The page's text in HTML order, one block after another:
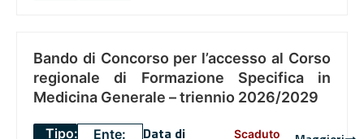
Bando di Concorso per l’accesso al Corso
regionale di Formazione Specifica in
Medicina Generale – triennio 2026/2029
Tipo:
Ente:
Data di
Scaduto